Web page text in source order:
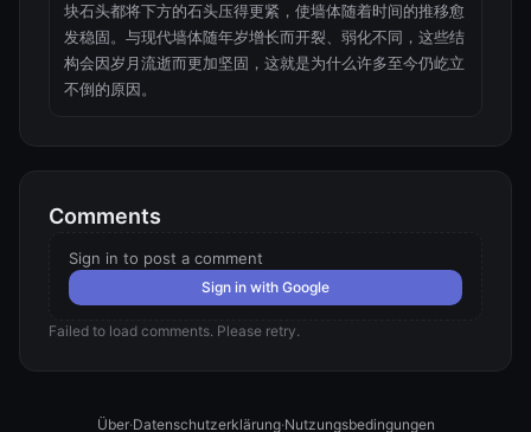
块石头都将下方的石头压得更紧，使墙体随着时间的推移愈
发稳固。与现代墙体随年岁增长而开裂、弱化不同，这些结
构会因岁月流逝而更加坚固，这就是为什么许多至今仍屹立
不倒的原因。
Comments
Sign in to post a comment
Sign in with Google
Failed to load comments. Please retry.
Über·Datenschutzerklärung·Nutzungsbedingungen